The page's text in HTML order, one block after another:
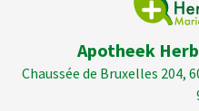
Apotheek
Chaussée de Bruxelles 204,